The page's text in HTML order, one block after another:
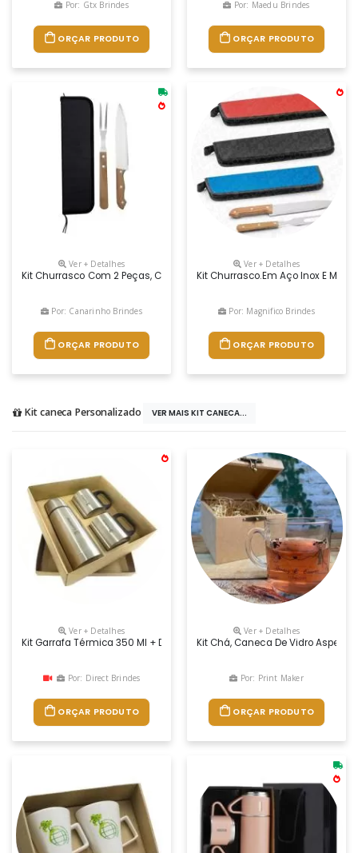
Por: Gtx Brindes
ORÇAR PRODUTO
Por: Maedu Brindes
ORÇAR PRODUTO
Ver + Detalhes
Kit Churrasco Com 2 Peças, Cabo De Madeira. Acompanha Estojo De
Por: Canarinho Brindes
ORÇAR PRODUTO
Ver + Detalhes
Kit Churrasco.em Aço Inox E
Por: Magnifico Brindes
ORÇAR PRODUTO
Kit caneca Personalizado VER MAIS KIT CANECA...
Ver + Detalhes
Kit Garrafa Térmica 350 Ml + Duas Canecas Metal
Por: Direct Brindes
ORÇAR PRODUTO
Ver + Detalhes
Kit Chá, Caneca De Vidro Aspen,
Por: Print Maker
ORÇAR PRODUTO